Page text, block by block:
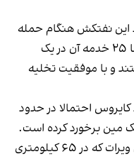
این نفتکش هنگام حمله
«خالی» بود و محموله نفت نداشت اما ۲۵ خدمه آن در یک
و با موفقیت تخلیه
کایروس احتمالا در حدود
اداره‌کل دریانوردی ترکیه درباره نفتکش ویرات که در ۶۵ کیلومتری